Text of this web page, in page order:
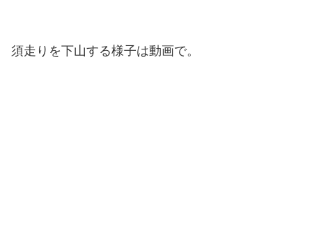
須走りを下山する様子は動画で。